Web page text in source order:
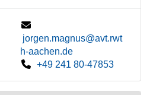
jorgen.magnus@avt.rwt
h-aachen.de
+49 241 80-47853